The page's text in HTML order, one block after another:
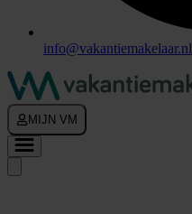
info@vakantiemakelaar.nl
MIJN VM